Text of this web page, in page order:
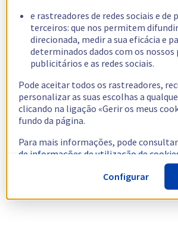
e rastreadores de redes sociais e de
terceiros: que nos permitem
direcionada, medir a sua eficácia e
determinados dados com os nossos
publicitários e as redes sociais.
Pode aceitar todos os rastreadores,
personalizar as suas escolhas a
clicando na ligação «Gerir os meus
fundo da página.
Para mais informações, pode
de informações de utilização de
Configurar